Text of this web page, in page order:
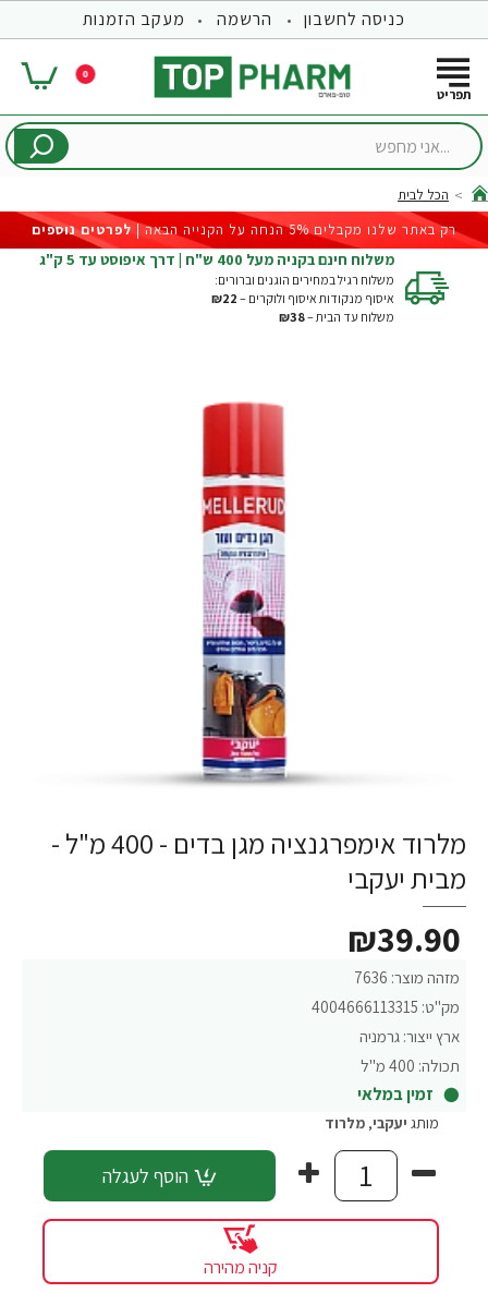
כניסה לחשבון הרשמה מעקב הזמנות
0
...אני
home
הכל לבית
רק באתר שלנו מקבלים 5% הנחה על הקנייה הבאה |
לפרטים נוספים
משלוח חינם בקניה מעל 400 ש"ח | דרך איפוסט עד 5 ק"ג
משלוח רגיל במחירים הוגנים וברורים:
איסוף מנקודות איסוף ולוקרים – ₪22
משלוח עד הבית –₪38
מלרוד אימפרגנציה מגן בדים - 400 מ"ל -
מבית יעקבי
מזהה מוצר: 7636
מק"ט: 4004666113315
ארץ ייצור: גרמניה
תכולה: 400 מ"ל
זמין במלאי
₪39.90
מותג יעקבי, מלרוד
הוסף לעגלה
קניה מהירה